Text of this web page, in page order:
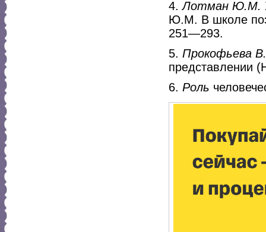
4.Лотман Ю.М.
Ю.М. В школе
251—293.
5. Прокофьева
представлении
6. Роль